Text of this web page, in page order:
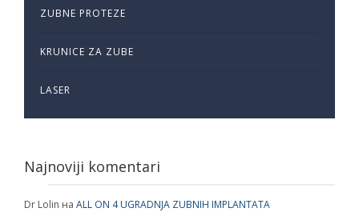
ZUBNE PROTEZE
KRUNICE ZA ZUBE
LASER
Najnoviji komentari
Dr Lolin на ALL ON 4 UGRADNJA ZUBNIH IMPLANTATA